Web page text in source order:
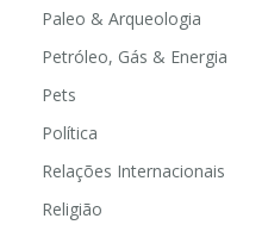
Paleo & Arqueologia
Petróleo, Gás & Energia
Pets
Política
Relações Internacionais
Religião